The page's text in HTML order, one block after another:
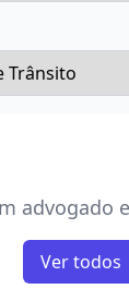
advogado
Ver todos